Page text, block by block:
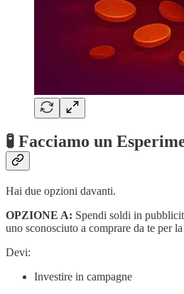
🧪 Facciamo un
Hai due opzioni davanti.
OPZIONE A: Spendi soldi in
uno sconosciuto a comprare da te per
Devi:
Investire in campagne